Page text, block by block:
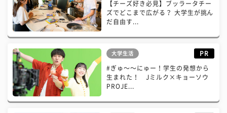
【チーズ好き必見】ブッラータチー
ズでどこまで広がる？ 大学生が挑ん
だ自由す...
大学生活 PR
#ぎゅ〜〜にゅー！学生の発想から
生まれた！ Jミルク×キョーソウ
PROJE...